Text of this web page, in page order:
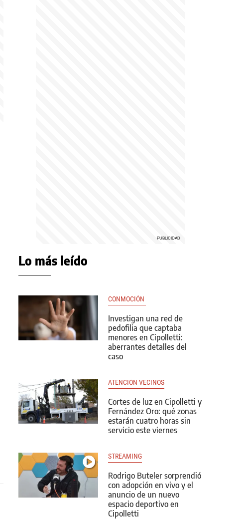
Lo más leído
CONMOCIÓN
Investigan una red de
pedofilia que captaba
menores en Cipolletti:
aberrantes detalles del
caso
ATENCIÓN VECINOS
Cortes de luz en Cipolletti y
Fernández Oro: qué zonas
estarán cuatro horas sin
servicio este viernes
STREAMING
Rodrigo Buteler sorprendió
con adopción en vivo y el
anuncio de un nuevo
espacio deportivo en
Cipolletti